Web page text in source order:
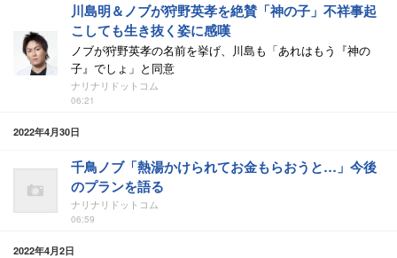
川島明＆ノブが狩野英孝を絶賛「神の子」不祥事起
こしても生き抜く姿に感嘆
ノブが狩野英孝の名前を挙げ、川島も「あれはもう『神の
子』でしょ」と同意
ナリナリドットコム
06:21
2022年4月30日
千鳥ノブ「熱湯かけられてお金もらおうと…」今後
のプランを語る
ナリナリドットコム
06:59
2022年4月2日